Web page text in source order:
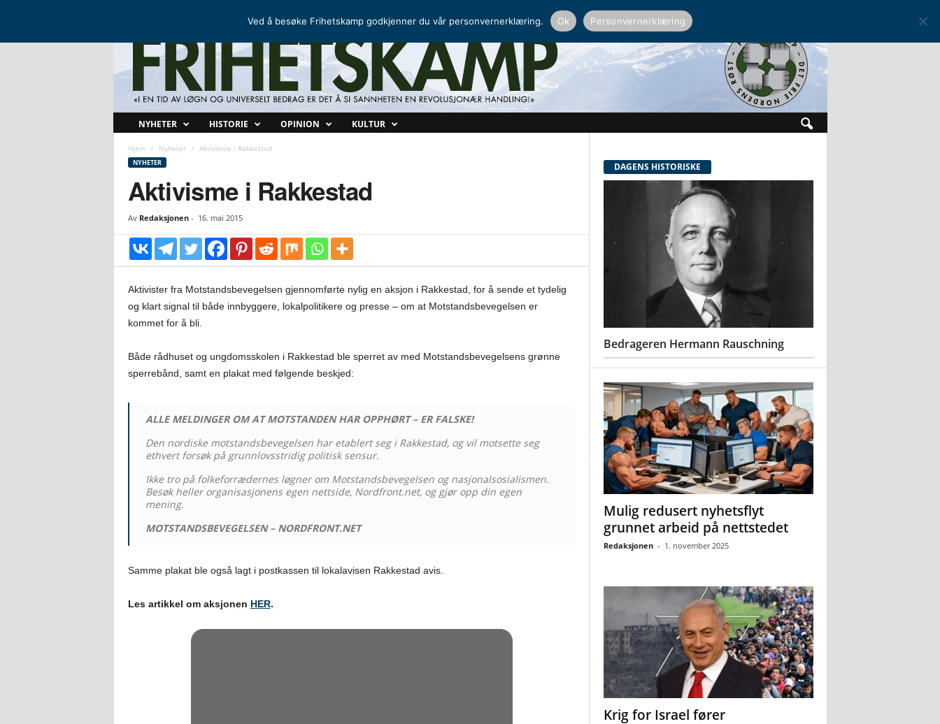
r
a
p
NYHETER HISTORIE OPINION KULTUR
Hjem Nyheter Aktivisme i Rakkestad
NYHETER
Aktivisme i Rakkestad
Av Redaksjonen- 16. mai 2015
Aktivister fra Motstandsbevegelsen gjennomførte nylig en aksjon i Rakkestad, for å sende et tydelig
og klart signal til både innbyggere, lokalpolitikere og presse – om at Motstandsbevegelsen er
kommet for å bli.
Både rådhuset og ungdomsskolen i Rakkestad ble sperret av med Motstandsbevegelsens grønne
sperrebånd, samt en plakat med følgende beskjed:
ALLE MELDINGER OM AT MOTSTANDEN HAR OPPHØRT – ER FALSKE!
Den nordiske motstandsbevegelsen har etablert seg i Rakkestad, og vil motsette seg
ethvert forsøk på grunnlovsstridig politisk sensur.
Ikke tro på folkeforrædernes løgner om Motstandsbevegelsen og nasjonalsosialismen.
Besøk heller organisasjonens egen nettside, Nordfront.net, og gjør opp din egen
mening.
MOTSTANDSBEVEGELSEN – NORDFRONT.NET
Samme plakat ble også lagt i postkassen til lokalavisen Rakkestad avis.
Les artikkel om aksjonen HER.
DAGENS HISTORISKE
Bedrageren Hermann Rauschning
Mulig redusert nyhetsflyt
grunnet arbeid på nettstedet
Redaksjonen - 1. november 2025
Krig for Israel fører
Ved å besøke Frihetskamp godkjenner du vår personvernerklæring. Ok Personvernerklæring